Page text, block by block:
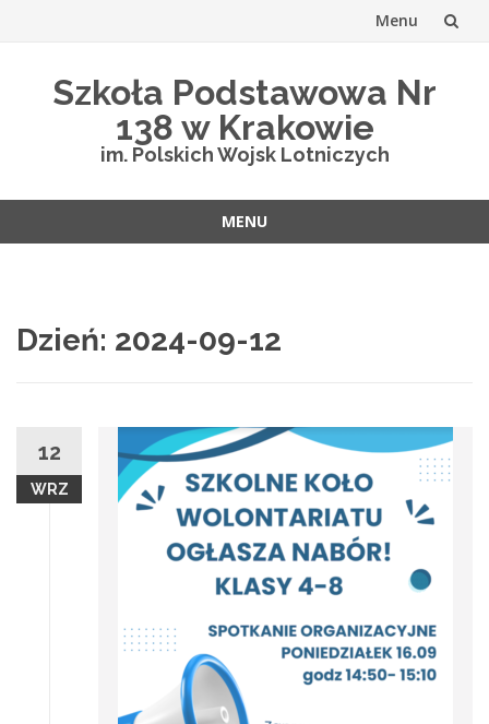
Menu
Szkoła Podstawowa Nr
138 w Krakowie
im. Polskich Wojsk Lotniczych
MENU
Dzień: 2024-09-12
12
WRZ